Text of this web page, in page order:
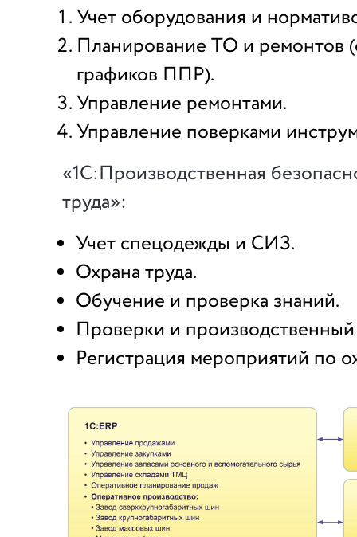
Учет оборудования и
Планирование ТО и ремонтов
графиков ППР).
Управление ремонтами.
Управление поверками
«1С:Производственная
труда»:
Учет спецодежды и СИЗ.
Охрана труда.
Обучение и проверка знаний.
Проверки и
Регистрация мероприятий по